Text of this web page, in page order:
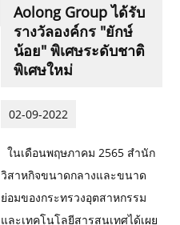
Aolong Group ได้รับ
รางวัลองค์กร "ยักษ์
น้อย" พิเศษระดับชาติ
พิเศษใหม่
02-09-2022
ในเดือนพฤษภาคม 2565 สำนัก
วิสาหกิจขนาดกลางและขนาด
ย่อมของกระทรวงอุตสาหกรรม
และเทคโนโลยีสารสนเทศได้เผย